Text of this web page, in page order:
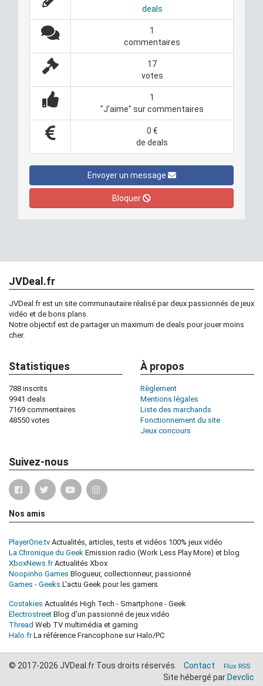
deals
1
commentaires
17
votes
1
"J'aime" sur commentaires
0 €
de deals
Envoyer un message
Bloquer
JVDeal.fr
JVDeal.fr est un site communautaire réalisé par deux passionnés de jeux
vidéo et de bons plans.
Notre objectif est de partager un maximum de deals pour jouer moins
cher.
Statistiques
788 inscrits
9941 deals
7169 commentaires
48550 votes
À propos
Règlement
Mentions légales
Liste des marchands
Fonctionnement du site
Jeux concours
Suivez-nous
Nos amis
PlayerOne.tv Actualités, articles, tests et vidéos 100% jeux vidéo
La Chronique du Geek Emission radio (Work Less Play More) et blog
XboxNews.frActualités Xbox
Noopinho Games Blogueur, collectionneur, passionné
Games - Geeks L'actu Geek pour les gamers
Costakies Actualités High Tech - Smartphone - Geek
Electrostreet Blog d'un passionné de jeux vidéo
Thread Web TV multimédia et gaming
Halo.frLa référence Francophone sur Halo/PC
© 2017-2026 JVDeal.fr Tous droits réservés. Contact Flux RSS
Site hébergé par Devclic